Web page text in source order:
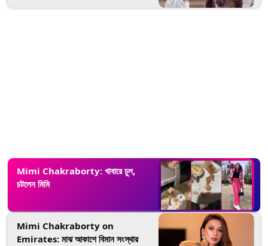
Mimi Chakraborty: খাবারে চুল,
চটলেন মিমি
Mimi Chakraborty on
Emirates: মাঝ আকাশে বিমান সংস্থার